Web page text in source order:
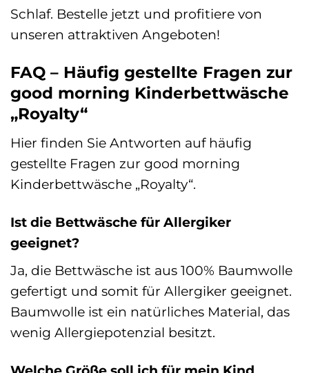
Schlaf. Bestelle jetzt und profitiere von
unseren attraktiven Angeboten!
FAQ – Häufig gestellte Fragen zur
good morning Kinderbettwäsche
„Royalty“
Hier finden Sie Antworten auf häufig
gestellte Fragen zur good morning
Kinderbettwäsche „Royalty“.
Ist die Bettwäsche für Allergiker
geeignet?
Ja, die Bettwäsche ist aus 100% Baumwolle
gefertigt und somit für Allergiker geeignet.
Baumwolle ist ein natürliches Material, das
wenig Allergiepotenzial besitzt.